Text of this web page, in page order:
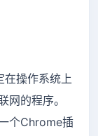
操作系统上
网的程序。
个Chrome插